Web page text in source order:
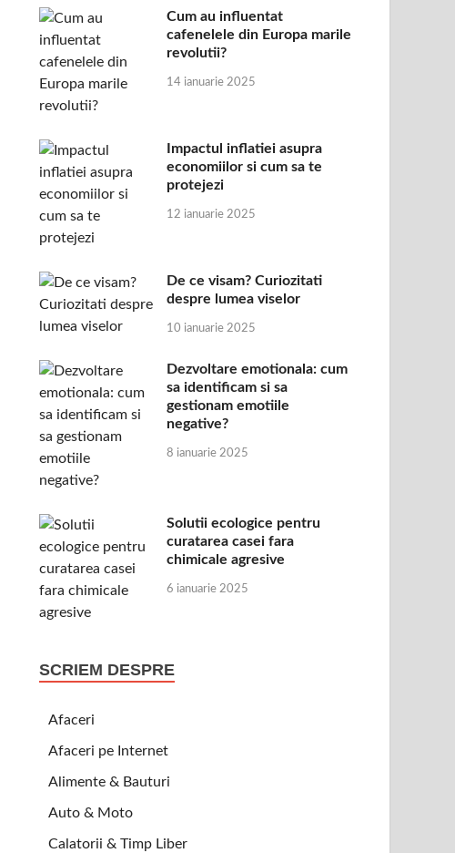
Cum au influentat
cafenelele din Europa marile
revolutii?
14 ianuarie 2025
Impactul inflatiei asupra
economiilor si cum sa te
protejezi
12 ianuarie 2025
De ce visam? Curiozitati
despre lumea viselor
10 ianuarie 2025
Dezvoltare emotionala: cum
sa identificam si sa
gestionam emotiile
negative?
8 ianuarie 2025
Solutii ecologice pentru
curatarea casei fara
chimicale agresive
6 ianuarie 2025
SCRIEM DESPRE
Afaceri
Afaceri pe Internet
Alimente & Bauturi
Auto & Moto
Calatorii & Timp Liber